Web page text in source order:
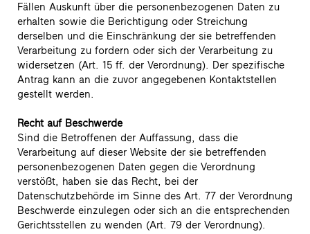
Fällen Auskunft über die personenbezogenen Daten zu
erhalten sowie die Berichtigung oder Streichung
derselben und die Einschränkung der sie betreffenden
Verarbeitung zu fordern oder sich der Verarbeitung zu
widersetzen (Art. 15 ff. der Verordnung). Der spezifische
Antrag kann an die zuvor angegebenen Kontaktstellen
gestellt werden.
Recht auf Beschwerde
Sind die Betroffenen der Auffassung, dass die
Verarbeitung auf dieser Website der sie betreffenden
personenbezogenen Daten gegen die Verordnung
verstößt, haben sie das Recht, bei der
Datenschutzbehörde im Sinne des Art. 77 der Verordnung
Beschwerde einzulegen oder sich an die entsprechenden
Gerichtsstellen zu wenden (Art. 79 der Verordnung).